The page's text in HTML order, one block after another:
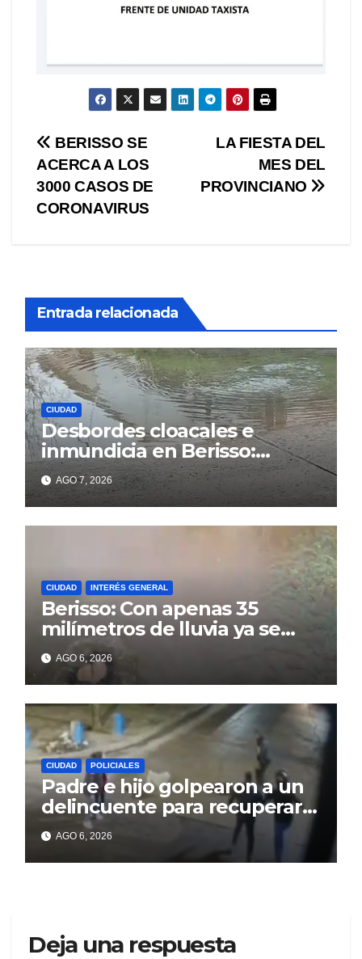
Navegación
de
entradas
LA FIESTA DEL
MES DEL
PROVINCIANO
BERISSO SE
ACERCA A LOS
3000 CASOS DE
CORONAVIRUS
Entrada relacionada
CIUDAD
Desbordes cloacales e
inmundicia en Berisso:
colapso de la red en la calle
14AGO 7, 2026
CIUDAD INTERÉS GENERAL
Berisso: Con apenas 35
milímetros de lluvia ya se
sienten los problemas
AGO 6, 2026
CIUDAD POLICIALES
Padre e hijo golpearon a un
delincuente para recuperar
un celular robado en Berisso
AGO 6, 2026
Deja una respuesta